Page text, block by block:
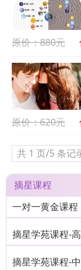
原价：880元
原价：620元
共 1 页/5 条记
摘星课程
一对一黄金课程
摘星学苑课程-
摘星学苑课程-